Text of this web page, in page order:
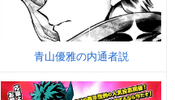
青山優雅の内通者説